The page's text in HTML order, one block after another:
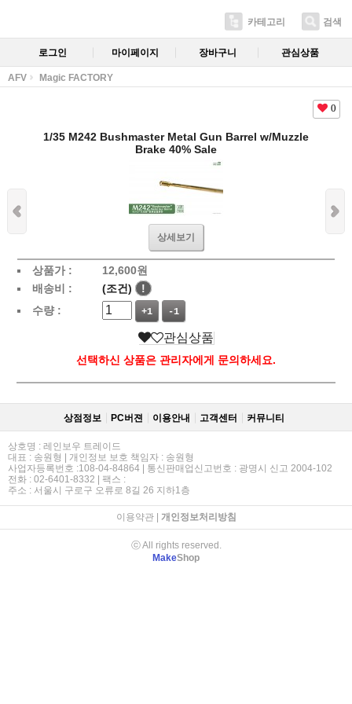
카테고리 검색
로그인 마이페이지 장바구니 관심상품
AFV Magic FACTORY
0
1/35 M242 Bushmaster Metal Gun Barrel w/Muzzle
Brake 40% Sale
상세보기
상품가 : 12,600원
배송비 :
(조건)
!
수량 :
+1 -1
관심상품
선택하신 상품은 관리자에게 문의하세요.
상점정보 PC버젼 이용안내 고객센터 커뮤니티
상호명 : 레인보우 트레이드
대표 : 송원형 | 개인정보 보호 책임자 : 송원형
사업자등록번호 :108-04-84864 | 통신판매업신고번호 : 광명시 신고 2004-102
전화 : 02-6401-8332 | 팩스 :
주소 : 서울시 구로구 오류로 8길 26 지하1층
이용약관| 개인정보처리방침
ⓒ All rights reserved.
MakeShop